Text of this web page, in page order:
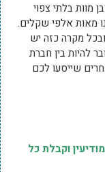
מוות בלתי צפוי
מאות אלפי שקלים.
מקרה כזה יש
להיות בין חברת
שייסעו לכם
וקבלת כל